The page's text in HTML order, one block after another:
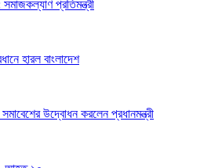
প্রতিমন্ত্রী
হারল বাংলাদেশ
সমাবেশের উদ্বোধন করলেন প্রধানমন্ত্রী